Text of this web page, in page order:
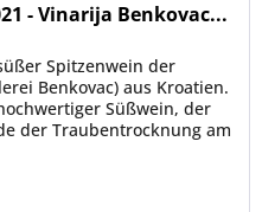
- Vinarija Benkovac...
Spitzenwein der
Benkovac) aus Kroatien.
Süßwein, der
der Traubentrocknung am